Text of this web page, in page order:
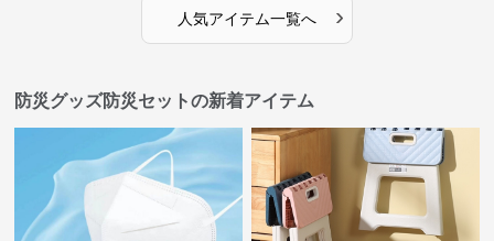
人気アイテム一覧へ ›
防災グッズ防災セットの新着アイテム